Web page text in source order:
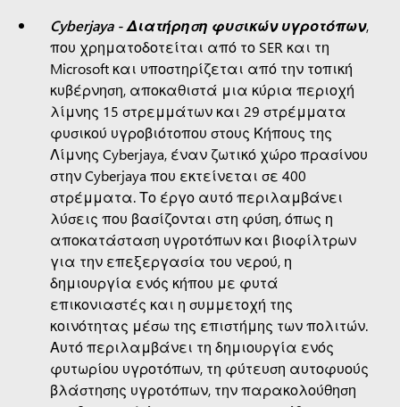
Cyberjaya - Διατήρηση φυσικών υγροτόπων,
που χρηματοδοτείται από το SER και τη
Microsoft και υποστηρίζεται από την τοπική
κυβέρνηση, αποκαθιστά μια κύρια περιοχή
λίμνης 15 στρεμμάτων και 29 στρέμματα
φυσικού υγροβιότοπου στους Κήπους της
Λίμνης Cyberjaya, έναν ζωτικό χώρο πρασίνου
στην Cyberjaya που εκτείνεται σε 400
στρέμματα. Το έργο αυτό περιλαμβάνει
λύσεις που βασίζονται στη φύση, όπως η
αποκατάσταση υγροτόπων και βιοφίλτρων
για την επεξεργασία του νερού, η
δημιουργία ενός κήπου με φυτά
επικονιαστές και η συμμετοχή της
κοινότητας μέσω της επιστήμης των πολιτών.
Αυτό περιλαμβάνει τη δημιουργία ενός
φυτωρίου υγροτόπων, τη φύτευση αυτοφυούς
βλάστησης υγροτόπων, την παρακολούθηση